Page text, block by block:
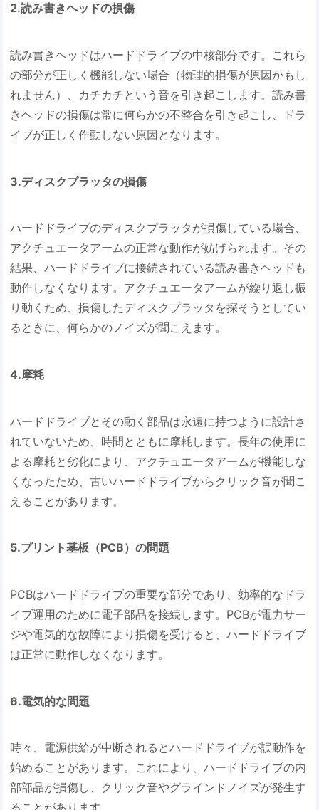
2.読み書きヘッドの損傷
読み書きヘッドはハードドライブの中核部分です。これら
の部分が正しく機能しない場合（物理的損傷が原因かもし
れません）、カチカチという音を引き起こします。読み書
きヘッドの損傷は常に何らかの不整合を引き起こし、ドラ
イブが正しく作動しない原因となります。
3.ディスクプラッタの損傷
ハードドライブのディスクプラッタが損傷している場合、
アクチュエータアームの正常な動作が妨げられます。その
結果、ハードドライブに接続されている読み書きヘッドも
動作しなくなります。アクチュエータアームが繰り返し振
り動くため、損傷したディスクプラッタを探そうとしてい
るときに、何らかのノイズが聞こえます。
4.摩耗
ハードドライブとその動く部品は永遠に持つように設計さ
れていないため、時間とともに摩耗します。長年の使用に
よる摩耗と劣化により、アクチュエータアームが機能しな
くなったため、古いハードドライブからクリック音が聞こ
えることがあります。
5.プリント基板（PCB）の問題
PCBはハードドライブの重要な部分であり、効率的なドラ
イブ運用のために電子部品を接続します。PCBが電力サー
ジや電気的な故障により損傷を受けると、ハードドライブ
は正常に動作しなくなります。
6.電気的な問題
時々、電源供給が中断されるとハードドライブが誤動作を
始めることがあります。これにより、ハードドライブの内
部部品が損傷し、クリック音やグラインドノイズが発生す